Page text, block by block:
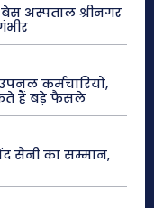
अस्पताल श्रीनगर
कर्मचारियों,
हैं बड़े फैसले
सैनी का सम्मान,